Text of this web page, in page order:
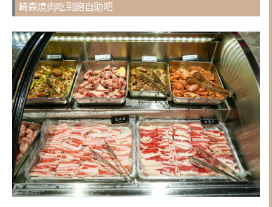
崎森燒肉吃到飽自助吧